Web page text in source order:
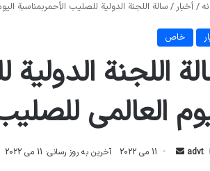
/ أخبار / سالة اللجنة الدولية للصليب الأحمربمناسبة
خاص
اللجنة
العالمي
advt ارسال
11 می 2022 آخرین به روز رسانی: 11 می 2022